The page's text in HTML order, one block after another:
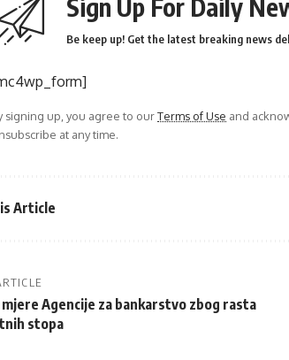
Sign Up For Daily
Be keep up! Get the latest breaking news
signing up, you agree to ourTerms of Use and
at any time.
Article
mjere Agencije za bankarstvo zbog rasta
stopa